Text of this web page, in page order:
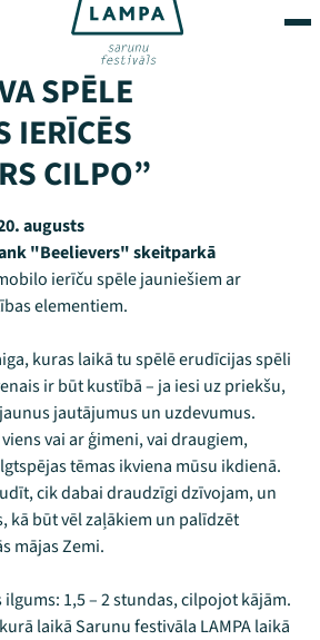
SPĒLE
IERĪCĒS
CILPO”
augusts
"Beelievers" skeitparkā
ierīču spēle jauniešiem ar
elementiem.
kuras laikā tu spēlē erudīcijas spēli
ir būt kustībā – ja iesi uz priekšu,
jautājumus un uzdevumus.
vai ar ģimeni, vai draugiem,
tēmas ikviena mūsu ikdienā.
cik dabai draudzīgi dzīvojam, un
kā būt vēl zaļākiem un palīdzēt
mājas Zemi.
ilgums: 1,5 – 2 stundas, cilpojot kājām.
laikā Sarunu festivāla LAMPA laikā